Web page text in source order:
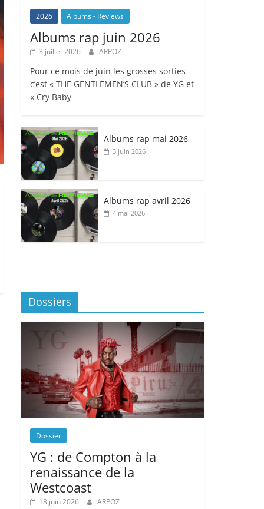
2026 Albums - Reviews
Albums rap juin 2026
3 juillet 2026 ARPOZ
Pour ce mois de juin les grosses sorties
c’est « THE GENTLEMEN’S CLUB » de YG et
« Cry Baby
Albums rap mai 2026
3 juin 2026
Albums rap avril 2026
4 mai 2026
Dossiers
Dossier
YG : de Compton à la
renaissance de la
Westcoast
18 juin 2026 ARPOZ